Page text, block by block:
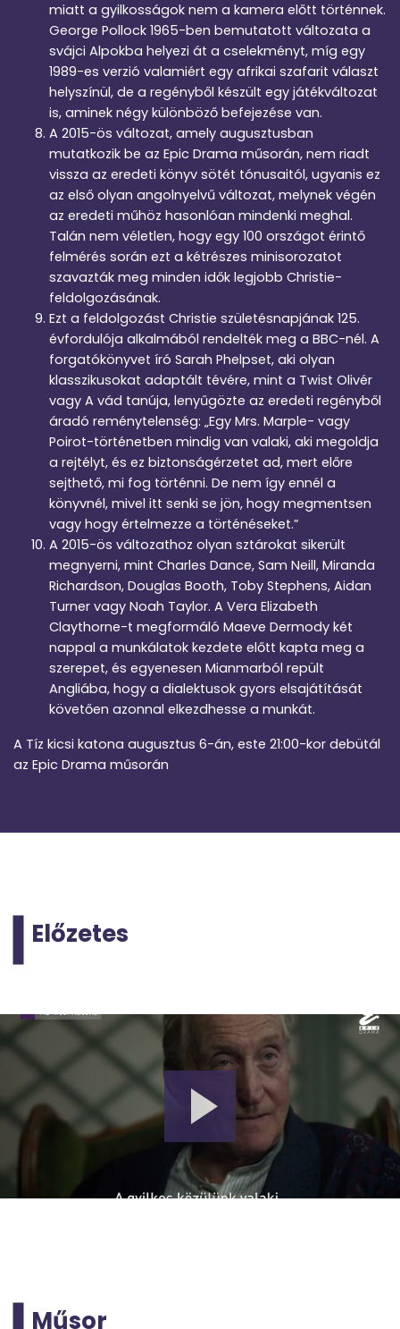
miatt a gyilkosságok nem a kamera előtt történnek.
George Pollock 1965-ben bemutatott változata a
svájci Alpokba helyezi át a cselekményt, míg egy
1989-es verzió valamiért egy afrikai szafarit választ
helyszínül, de a regényből készült egy játékváltozat
is, aminek négy különböző befejezése van.
A 2015-ös változat, amely augusztusban
mutatkozik be az Epic Drama műsorán, nem riadt
vissza az eredeti könyv sötét tónusaitól, ugyanis ez
az első olyan angolnyelvű változat, melynek végén
az eredeti műhöz hasonlóan mindenki meghal.
Talán nem véletlen, hogy egy 100 országot érintő
felmérés során ezt a kétrészes minisorozatot
szavazták meg minden idők legjobb Christie-
feldolgozásának.
Ezt a feldolgozást Christie születésnapjának 125.
évfordulója alkalmából rendelték meg a BBC-nél. A
forgatókönyvet író Sarah Phelpset, aki olyan
klasszikusokat adaptált tévére, mint a Twist Olivér
vagy A vád tanúja, lenyűgözte az eredeti regényből
áradó reménytelenség: „Egy Mrs. Marple- vagy
Poirot-történetben mindig van valaki, aki megoldja
a rejtélyt, és ez biztonságérzetet ad, mert előre
sejthető, mi fog történni. De nem így ennél a
könyvnél, mivel itt senki se jön, hogy megmentsen
vagy hogy értelmezze a történéseket.”
A 2015-ös változathoz olyan sztárokat sikerült
megnyerni, mint Charles Dance, Sam Neill, Miranda
Richardson, Douglas Booth, Toby Stephens, Aidan
Turner vagy Noah Taylor. A Vera Elizabeth
Claythorne-t megformáló Maeve Dermody két
nappal a munkálatok kezdete előtt kapta meg a
szerepet, és egyenesen Mianmarból repült
Angliába, hogy a dialektusok gyors elsajátítását
követően azonnal elkezdhesse a munkát.
A Tíz kicsi katona augusztus 6-án, este 21:00-kor debütál
az Epic Drama műsorán
Előzetes
Műsor